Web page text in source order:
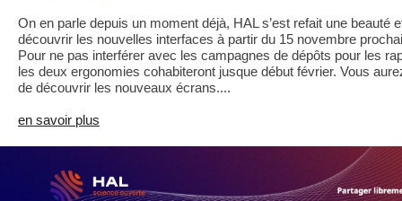
On en parle depuis un moment déjà, HAL s’est refait une beauté
découvrir les nouvelles interfaces à partir du 15 novembre
Pour ne pas interférer avec les campagnes de dépôts pour les
les deux ergonomies cohabiteront jusque début février. Vous
de découvrir les nouveaux écrans....
en savoir plus